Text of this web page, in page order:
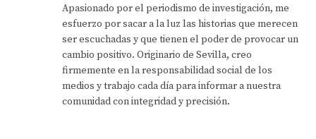
Apasionado por el periodismo de investigación, me
esfuerzo por sacar a la luz las historias que merecen
ser escuchadas y que tienen el poder de provocar un
cambio positivo. Originario de Sevilla, creo
firmemente en la responsabilidad social de los
medios y trabajo cada día para informar a nuestra
comunidad con integridad y precisión.